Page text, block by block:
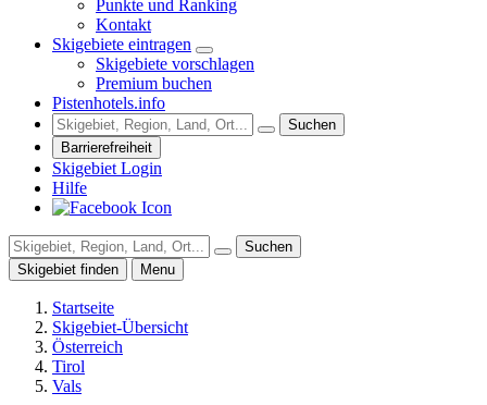
Punkte und Ranking
Kontakt
Skigebiete eintragen
Skigebiete vorschlagen
Premium buchen
Pistenhotels.info
Suchen
Barrierefreiheit
Skigebiet Login
Hilfe
Suchen
Skigebiet finden
Menu
Startseite
Skigebiet-Übersicht
Österreich
Tirol
Vals